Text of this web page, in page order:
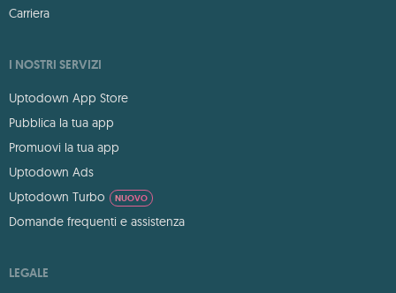
Carriera
I NOSTRI SERVIZI
Uptodown App Store
Pubblica la tua app
Promuovi la tua app
Uptodown Ads
Uptodown Turbo
NUOVO
Domande frequenti e assistenza
LEGALE